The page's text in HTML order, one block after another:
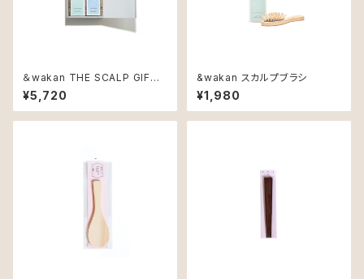
＆wakan THE SCALP GIFT
SET(GOOD SLEEP)
¥5,720
&wakan スカルプブラシ
¥1,980